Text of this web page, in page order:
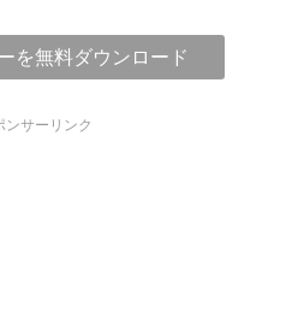
を無料ダウンロード
ンサーリンク